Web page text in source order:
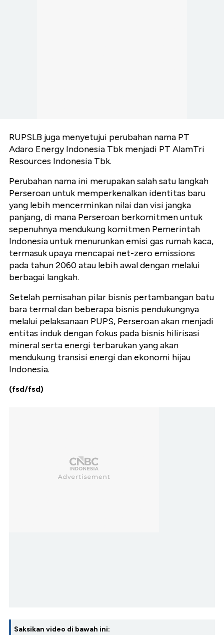
RUPSLB juga menyetujui perubahan nama PT
Adaro Energy Indonesia Tbk menjadi PT AlamTri
Resources Indonesia Tbk.
Perubahan nama ini merupakan salah satu langkah
Perseroan untuk memperkenalkan identitas baru
yang lebih mencerminkan nilai dan visi jangka
panjang, di mana Perseroan berkomitmen untuk
sepenuhnya mendukung komitmen Pemerintah
Indonesia untuk menurunkan emisi gas rumah kaca,
termasuk upaya mencapai net-zero emissions
pada tahun 2060 atau lebih awal dengan melalui
berbagai langkah.
Setelah pemisahan pilar bisnis pertambangan batu
bara termal dan beberapa bisnis pendukungnya
melalui pelaksanaan PUPS, Perseroan akan menjadi
entitas induk dengan fokus pada bisnis hilirisasi
mineral serta energi terbarukan yang akan
mendukung transisi energi dan ekonomi hijau
Indonesia.
(fsd/fsd)
Saksikan video di bawah ini: